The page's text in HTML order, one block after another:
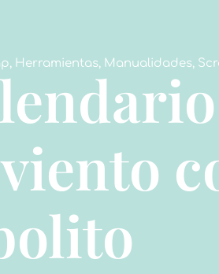
, Herramientas, Manualidades,